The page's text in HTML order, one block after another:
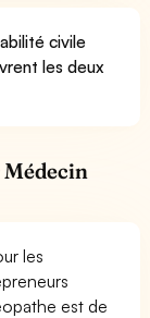
civile
les deux
Médecin
les
est de